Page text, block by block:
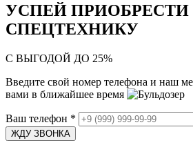
УСПЕЙ ПРИОБРЕСТИ
СПЕЦТЕХНИКУ
С ВЫГОДОЙ ДО 25%
Введите свой номер телефона и наш
вами в ближайшее время
Ваш телефон *